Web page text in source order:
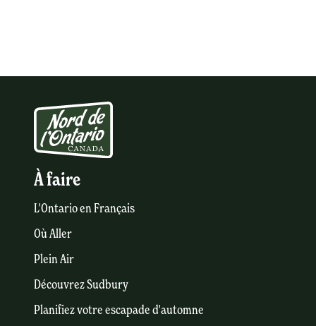
À faire
L'Ontario en Français
Où Aller
Plein Air
Découvrez Sudbury
Planifiez votre escapade d'automne